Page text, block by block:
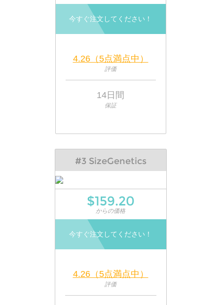
今すぐ注文してください！
4.26（5点満点中）
評価
14日間
保証
#3 SizeGenetics
$159.20
からの価格
今すぐ注文してください！
4.26（5点満点中）
評価